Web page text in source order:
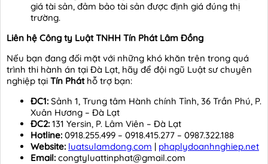
giá tài sản, đảm bảo tài sản được định giá đúng thị
trường.
Liên hệ Công ty Luật TNHH Tín Phát Lâm Đồng
Nếu bạn đang đối mặt với những khó khăn trên trong quá
trình thi hành án tại Đà Lạt, hãy để đội ngũ Luật sư chuyên
nghiệp tại Tín Pháthỗ trợ bạn:
ĐC1: Sảnh 1, Trung tâm Hành chính Tỉnh, 36 Trần Phú, P.
Xuân Hương – Đà Lạt
ĐC2: 131 Yersin, P. Lâm Viên – Đà Lạt
Hotline: 0918.255.499 – 0918.415.277 – 0987.322.188
Website: luatsulamdong.com | phaplydoanhnghiep.net
Email: congtyluattinphat@gmail.com